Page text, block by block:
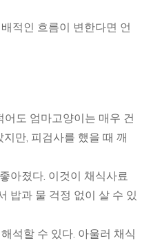
적인 흐름이 변한다면 언
도 엄마고양이는 매우 건
만, 피검사를 했을 때 깨
아졌다. 이것이 채식사료
밥과 물 걱정 없이 살 수 있
석할 수 있다. 아울러 채식